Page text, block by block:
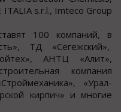
s.r.l., Imteco Group
100 компаний, в
ТД «Сегежский»,
АНТЦ «Алит»,
компания
«Урал-
кирпич» и многие